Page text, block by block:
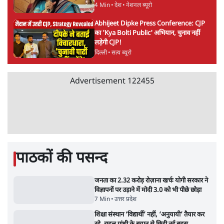
झारखंड में छात्र नेताओं और सरकार की बातचीत
बेनतीजा, आंदोलन जारी
5 Min•देश
Advertisement
आदेश किसका था, जंतर मंतर हमाराः CJP
5 Min
पहले बीजेपी-अकाली दल गठबंधन की अटकलें तेज
6 Min• पंजाब